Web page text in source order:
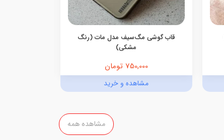
قاب گوشی مگ‌سیف مدل مات (رنگ
مشکی)
750,000 تومان
مشاهده و خرید
مشاهده همه